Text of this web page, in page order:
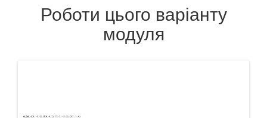
Роботи цього варіанту
модуля